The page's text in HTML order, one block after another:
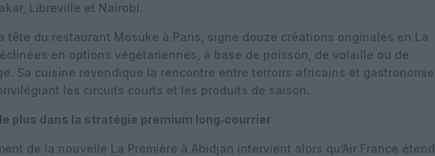
Libreville et Nairobi.
tête du restaurant Mosuke à Paris, signe douze créations originales en La
en options végétariennes, à base de poisson, de volaille ou de
Sa cuisine revendique la rencontre entre terroirs africains et gastronomie
les circuits courts et les produits de saison.
plus dans la stratégie premium long‑courrier
de la nouvelle La Première à Abidjan intervient alors qu’Air France étend